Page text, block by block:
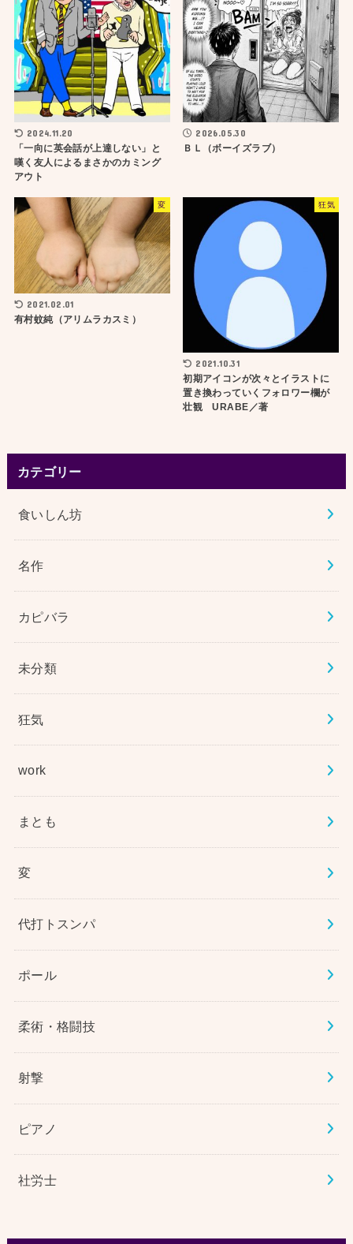
2024.11.20
「一向に英会話が上達しない」と
嘆く友人によるまさかのカミング
アウト
2026.05.30
ＢＬ（ボーイズラブ）
変
2021.02.01
有村蚊純（アリムラカスミ）
狂気
2021.10.31
初期アイコンが次々とイラストに
置き換わっていくフォロワー欄が
壮観 URABE／著
カテゴリー
食いしん坊
名作
カピバラ
未分類
狂気
work
まとも
変
代打トスンパ
ポール
柔術・格闘技
射撃
ピアノ
社労士